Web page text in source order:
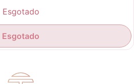
Esgotado
Esgotado